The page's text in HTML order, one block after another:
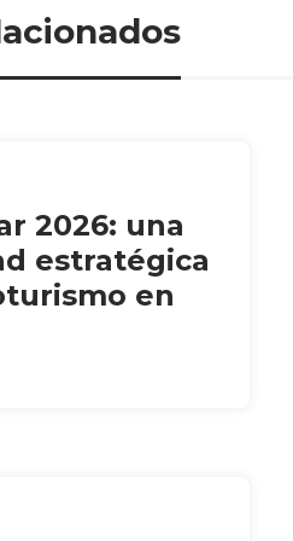
2026: una
estratégica
en